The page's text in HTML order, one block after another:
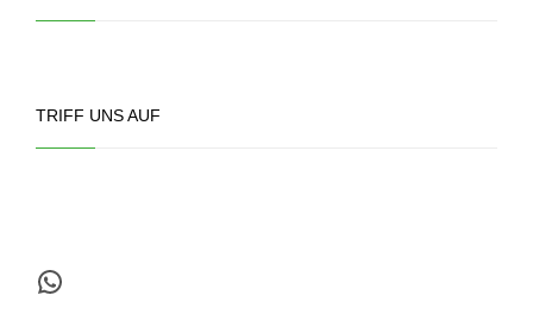
TRIFF UNS AUF
WhatsApp